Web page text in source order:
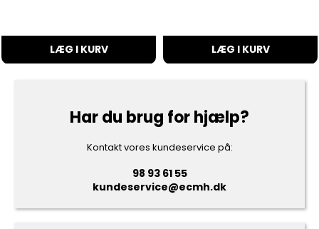
LÆG I KURV LÆG I KURV
Har du brug for hjælp?
Kontakt vores kundeservice på:
98 93 61 55
kundeservice@ecmh.dk